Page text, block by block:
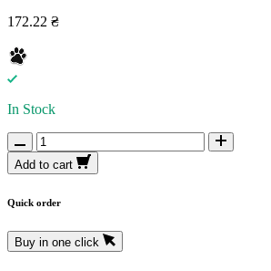
172.22 ₴
In Stock
Add to cart
Quick order
Buy in one click